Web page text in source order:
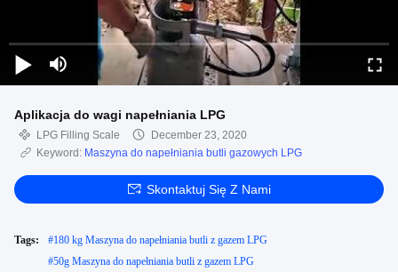
Aplikacja do wagi napełniania LPG
LPG Filling Scale
December 23, 2020
Keyword: Maszyna do napełniania butli gazowych LPG
Skontaktuj Się Z Nami
Tags: #180 kg Maszyna do napełniania butli z gazem LPG
#50g Maszyna do napełniania butli z gazem LPG